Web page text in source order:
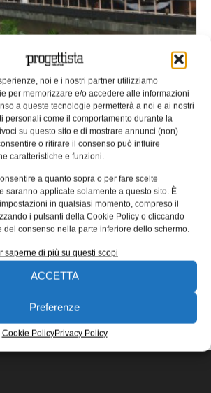
noi e i nostri partner utilizziamo
per memorizzare e/o accedere alle informazioni
a queste tecnologie permetterà a noi e ai nostri
personali come il comportamento durante la
su questo sito e di mostrare annunci (non)
o ritirare il consenso può influire
caratteristiche e funzioni.
a quanto sopra o per fare scelte
saranno applicate solamente a questo sito. È
in qualsiasi momento, compreso il
i pulsanti della Cookie Policy o cliccando
del consenso nella parte inferiore dello schermo.
saperne di più su questi scopi
ACCETTA
Preferenze
Cookie PolicyPrivacy Policy
Climaveneta va in
(MRT) è un sistema di trasporto
il componente principale del
a
WEB